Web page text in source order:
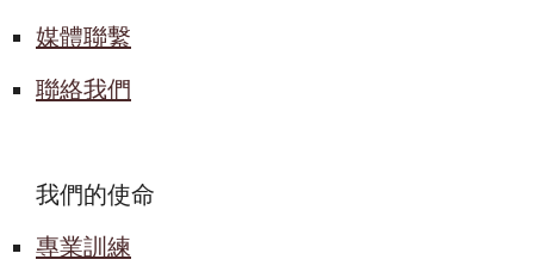
媒體聯繫
聯絡我們
我們的使命
專業訓練